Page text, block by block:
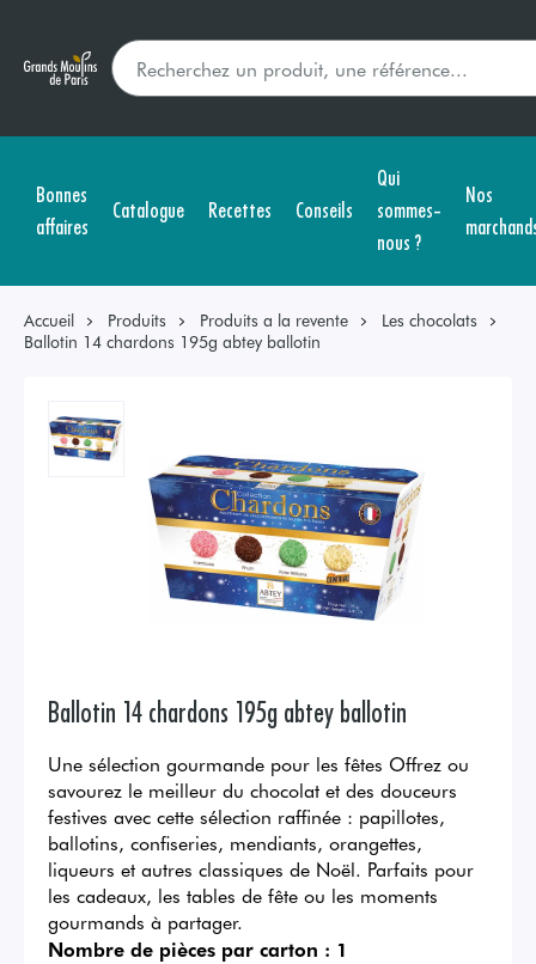
Bonnes
affaires
Catalogue Recettes Conseils
Qui
sommes-
nous ?
Nos
Accueil Produits Produits a la revente
Les chocolats
Ballotin 14 chardons 195g abtey ballotin
Ballotin 14 chardons 195g abtey ballotin
Une sélection gourmande pour les fêtes Offrez ou
savourez le meilleur du chocolat et des douceurs
festives avec cette sélection raffinée : papillotes,
ballotins, confiseries, mendiants, orangettes,
liqueurs et autres classiques de Noël. Parfaits pour
les cadeaux, les tables de fête ou les moments
gourmands à partager.
Nombre de pièces par carton : 1